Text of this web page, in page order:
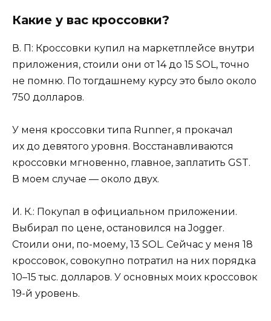
Какие у вас кроссовки?
В. П: Кроссовки купил на маркетплейсе внутри
приложения, стоили они от 14 до 15 SOL, точно
не помню. По тогдашнему курсу это было около
750 долларов.
У меня кроссовки типа Runner, я прокачал
их до девятого уровня. Восстанавливаются
кроссовки мгновенно, главное, заплатить GST.
В моем случае — около двух.
И. К.: Покупал в официальном приложении.
Выбирал по цене, остановился на Jogger.
Стоили они, по-моему, 13 SOL. Сейчас у меня 18
кроссовок, совокупно потратил на них порядка
10–15 тыс. долларов. У основных моих кроссовок
19-й уровень.